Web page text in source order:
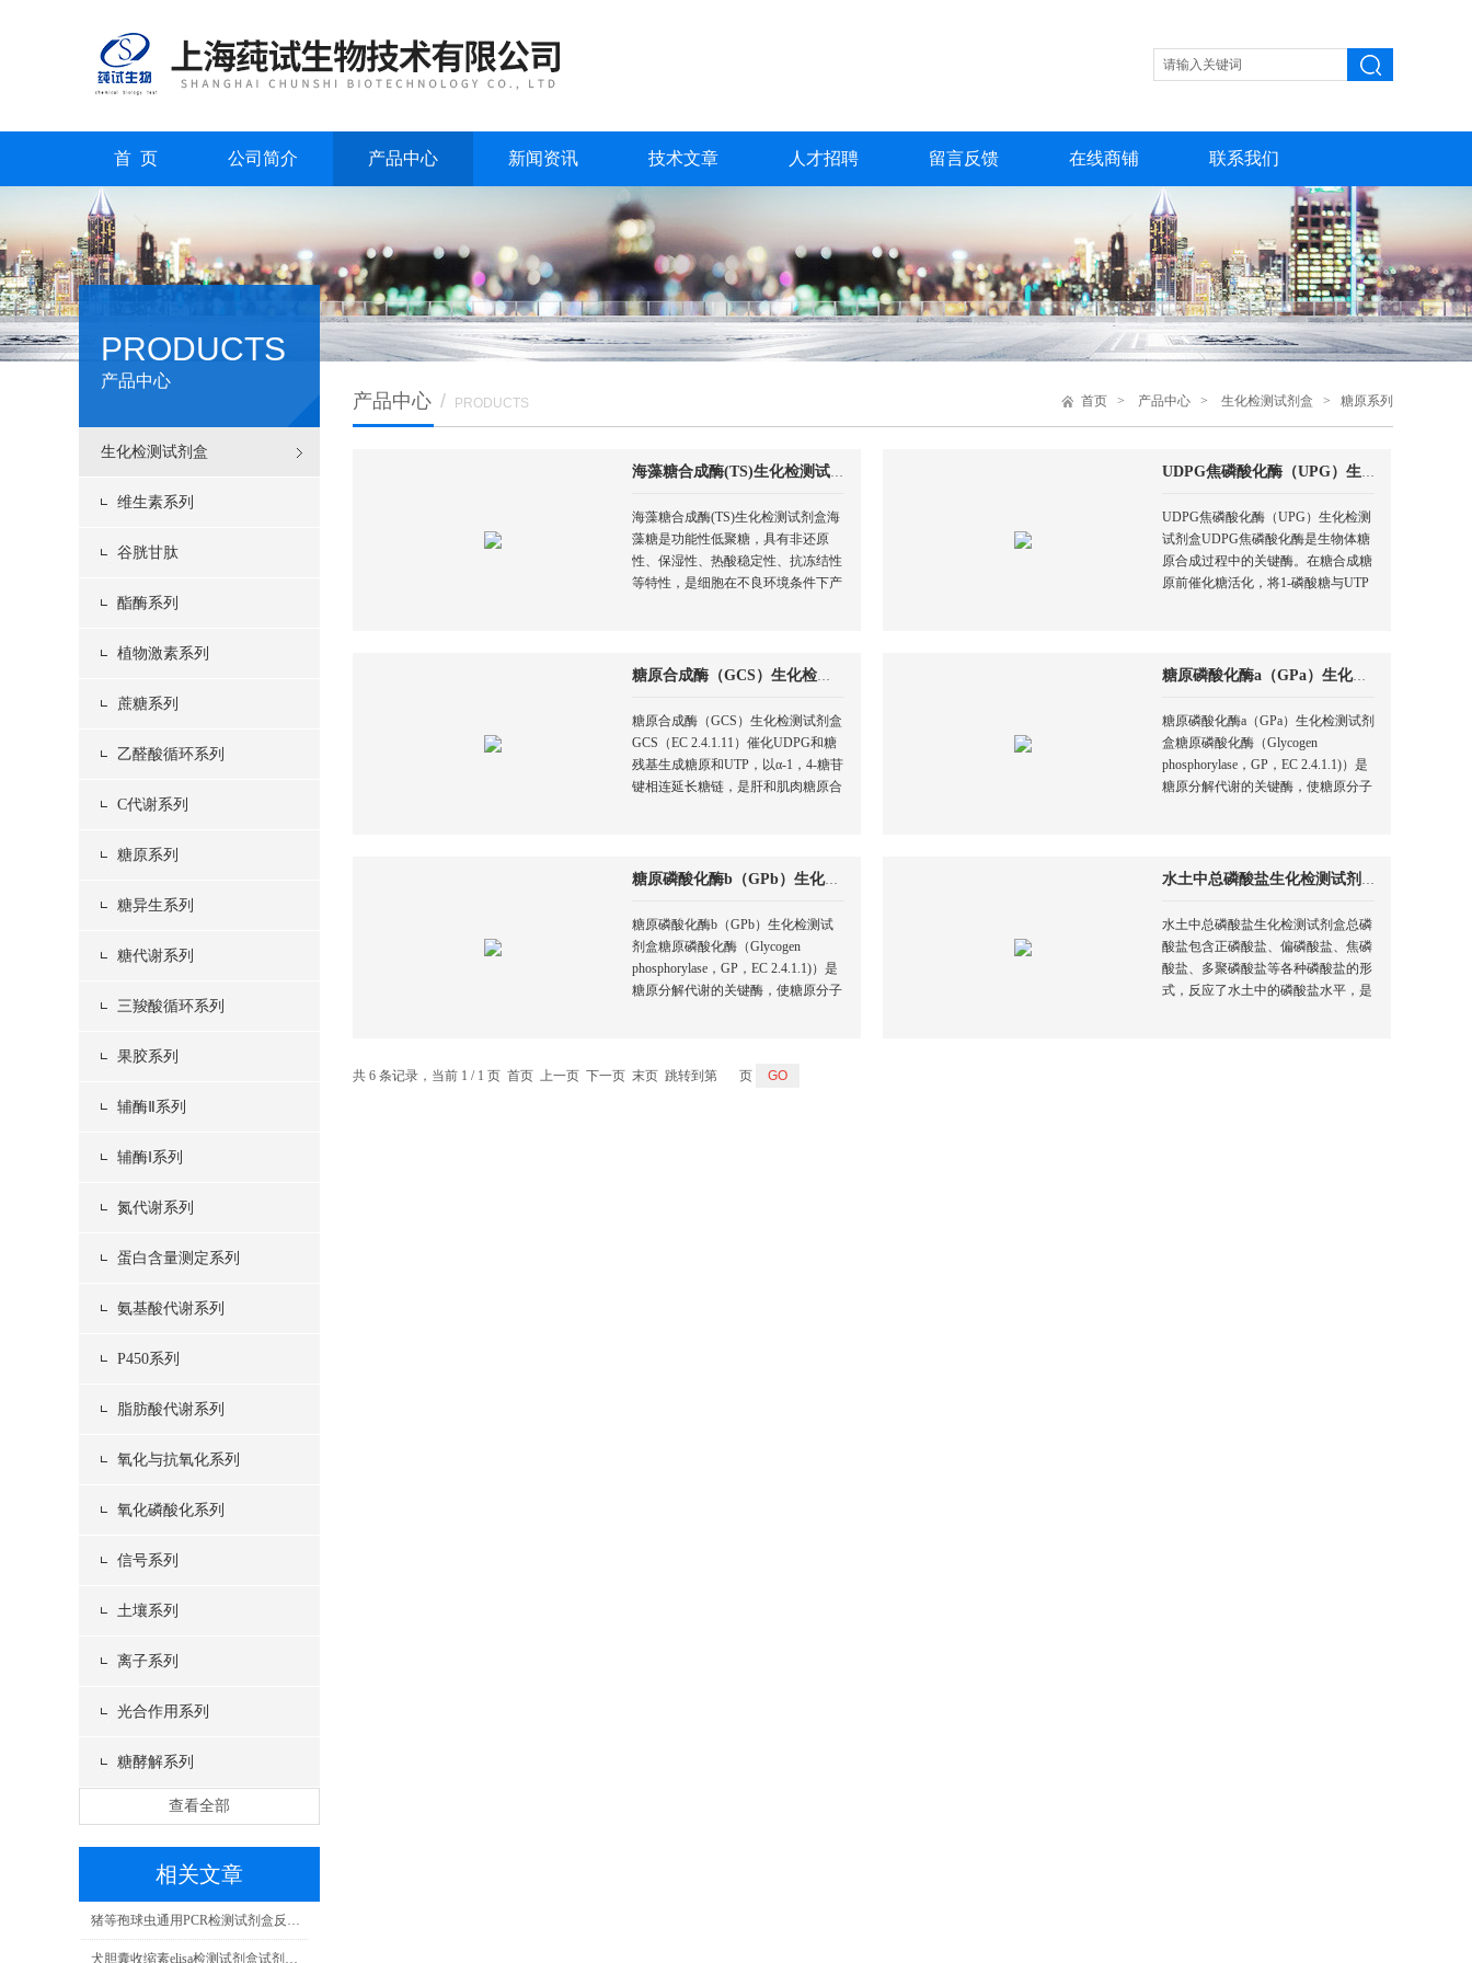
首 页 公司简介 产品中心 新闻资讯 技术文章 人才招聘 留言反馈 在线商铺 联系我们
PRODUCTS
产品中心
生化检测试剂盒
维生素系列
谷胱甘肽
酯酶系列
植物激素系列
蔗糖系列
乙醛酸循环系列
C代谢系列
糖原系列
糖异生系列
糖代谢系列
三羧酸循环系列
果胶系列
辅酶Ⅱ系列
辅酶Ⅰ系列
氮代谢系列
蛋白含量测定系列
氨基酸代谢系列
P450系列
脂肪酸代谢系列
氧化与抗氧化系列
氧化磷酸化系列
信号系列
土壤系列
离子系列
光合作用系列
糖酵解系列
查看全部
相关文章
猪等孢球虫通用PCR检测试剂盒反应五要素
犬胆囊收缩素elisa检测试剂盒试剂配制
产品中心 / PRODUCTS 首页 > 产品中心 > 生化检测试剂盒 > 糖原系列
海藻糖合成酶(TS)生化检测试剂盒
海藻糖合成酶(TS)生化检测试剂盒海
藻糖是功能性低聚糖，具有非还原
性、保湿性、热酸稳定性、抗冻结性
等特性，是细胞在不良环境条件下产
（Trehalose Synthase）催化麦芽糖合
途径之一。
UDPG焦磷酸化酶（UPG）生化检测试剂盒
UDPG焦磷酸化酶（UPG）生化检测
试剂盒UDPG焦磷酸化酶是生物体糖
原合成过程中的关键酶。在糖合成糖
原前催化糖活化，将1-磷酸糖与UTP
糖原合成酶（GCS）生化检测试剂盒
糖原合成酶（GCS）生化检测试剂盒
GCS（EC 2.4.1.11）催化UDPG和糖
残基生成糖原和UTP，以α-1，4-糖苷
键相连延长糖链，是肝和肌肉糖原合
糖原磷酸化酶a（GPa）生化检测试剂盒
糖原磷酸化酶a（GPa）生化检测试剂
盒糖原磷酸化酶（Glycogen
phosphorylase，GP，EC 2.4.1.1)）是
糖原分解代谢的关键酶，使糖原分子
基处。GP分为有活性的糖原磷酸化
b（GPb）两种形式。糖原的分解主
要在GPa的催化下进行。
糖原磷酸化酶b（GPb）生化检测试剂盒
糖原磷酸化酶b（GPb）生化检测试
剂盒糖原磷酸化酶（Glycogen
phosphorylase，GP，EC 2.4.1.1)）是
糖原分解代谢的关键酶，使糖原分子
基处。GP分为有活性的糖原磷酸化
水土中总磷酸盐生化检测试剂盒
水土中总磷酸盐生化检测试剂盒总磷
酸盐包含正磷酸盐、偏磷酸盐、焦磷
酸盐、多聚磷酸盐等各种磷酸盐的形
式，反应了水土中的磷酸盐水平，是
共 6 条记录，当前 1 / 1 页 首页 上一页 下一页 末页 跳转到第 页